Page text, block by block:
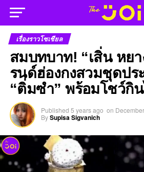
เรื่องราวโซเชียล
สมบทบาท! “เสิ่น หย
รนด์ฮ่องกงสวมชุดปร
“ติ่มซำ” พร้อมโชว์กิ
Published 5 years ago on
BySupisa Sigvanich